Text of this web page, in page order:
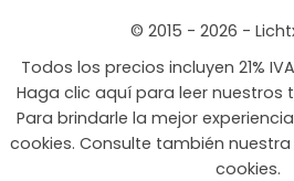
© 2015 - 2026 -
Todos los precios incluyen 21%
Haga clic aquí para leer nuestros
Para brindarle la mejor
cookies. Consulte también
cookies.